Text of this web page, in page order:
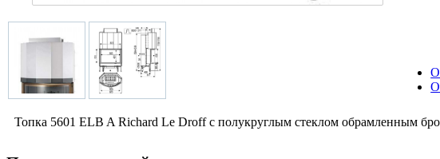
Топка 5601 ELB A Richard Le Droff с полукруглым стеклом обрамленным